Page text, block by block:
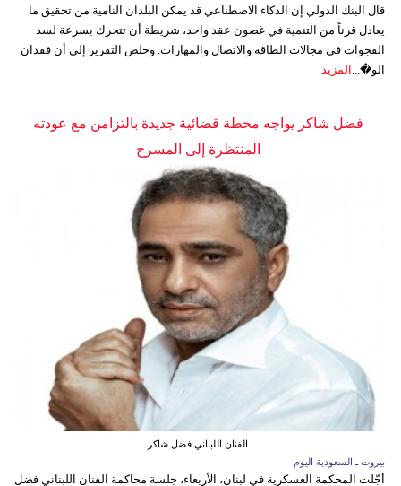
قال البنك الدولي إن الذكاء الاصطناعي قد يمكن البلدان النامية من تحقيق ما
يعادل قرناً من التنمية في غضون عقد واحد، شريطة أن تتحرك بسرعة لسد
الفجوات في مجالات الطاقة والاتصال والمهارات. وخلص التقرير إلى أن فقدان
الو�... المزيد
فضل شاكر يواجه محطة قضائية جديدة بالتزامن مع عودته
المنتظرة إلى المسرح
الفنان اللبناني فضل شاكر
بيروت ـ السعودية اليوم
أجّلت المحكمة العسكرية في لبنان، الأربعاء، جلسة محاكمة الفنان اللبناني فضل